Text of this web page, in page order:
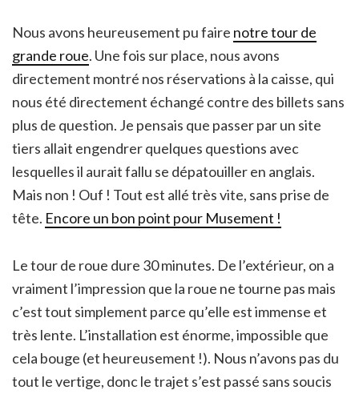
Nous avons heureusement pu faire notre tour de
grande roue. Une fois sur place, nous avons
directement montré nos réservations à la caisse, qui
nous été directement échangé contre des billets sans
plus de question. Je pensais que passer par un site
tiers allait engendrer quelques questions avec
lesquelles il aurait fallu se dépatouiller en anglais.
Mais non ! Ouf ! Tout est allé très vite, sans prise de
tête. Encore un bon point pour Musement !
Le tour de roue dure 30 minutes. De l’extérieur, on a
vraiment l’impression que la roue ne tourne pas mais
c’est tout simplement parce qu’elle est immense et
très lente. L’installation est énorme, impossible que
cela bouge (et heureusement !). Nous n’avons pas du
tout le vertige, donc le trajet s’est passé sans soucis